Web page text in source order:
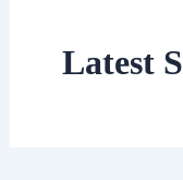
Latest